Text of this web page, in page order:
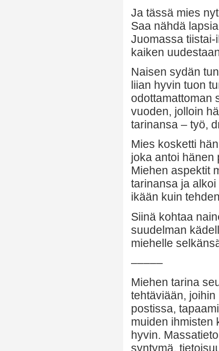
Ja tässä mies
Saa nähdä
Juomassa
kaiken
Naisen sydän
liian hyvin tuon
odottamattoman
vuoden, jolloin
tarinansa – työ,
Mies kosketti
joka antoi hänen
Miehen aspektit
tarinansa ja
ikään kuin
Siinä kohtaa
suudelman
miehelle
–––––
Miehen tarina
tehtäviään,
postissa,
muiden ihmisten
hyvin.
syntymä,